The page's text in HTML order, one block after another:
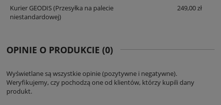
Kurier GEODIS(Przesyłka na palecie
niestandardowej)
249,00 zł
OPINIE O PRODUKCIE (0)
Wyświetlane są wszystkie opinie (pozytywne i negatywne).
Weryfikujemy, czy pochodzą one od klientów, którzy kupili dany
produkt.